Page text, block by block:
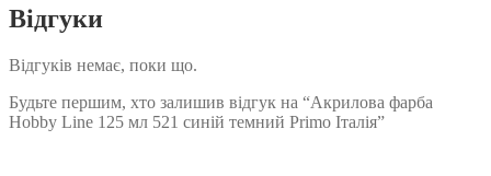
Відгуки
Відгуків немає, поки що.
Будьте першим, хто залишив відгук на “Акрилова фарба
Hobby Line 125 мл 521 синій темний Primo Італія”